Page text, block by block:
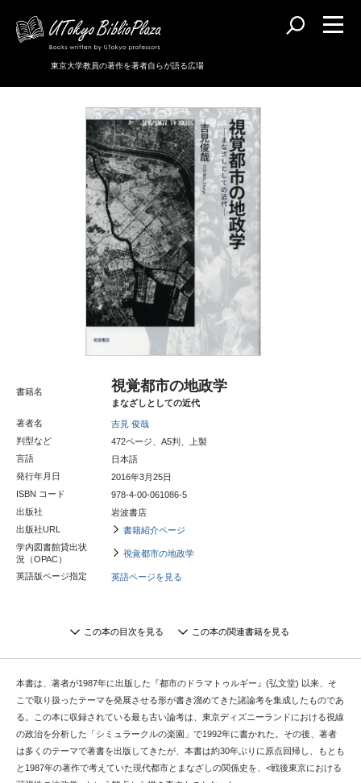
東京大学教員の著作を著者自らが語る広場
書籍名 視覚都市の地政学
まなざしとしての近代
著者名
吉見 俊哉
判型など
472ページ、A5判、上製
言語
日本語
発行年月日
2016年3月25日
ISBN コード
978-4-00-061086-5
出版社
岩波書店
出版社URL
書籍紹介ページ
学内図書館貸出状
況（OPAC）
視覚都市の地政学
英語版ページ指定 英語ページを見る
この本の目次を見る この本の関連書籍を見る
本書は、著者が1987年に出版した『都市のドラマトゥルギー』(弘文堂) 以来、そ
こで取り扱ったテーマを発展させる形が書き溜めてきた諸論考を集成したものであ
る。この本に収録されている最も古い論考は、東京ディズニーランドにおける視線
の政治を分析した「シミュラークルの楽園」で1992年に書かれた。その後、著者
は多くのテーマで著書を出版してきたが、本書は約30年ぶりに原点回帰し、もとも
と1987年の著作で考えていた現代都市とまなざしの関係史を、<戦後東京における